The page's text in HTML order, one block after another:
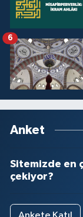
6
Anket
Sitemizde en
çekiyor?